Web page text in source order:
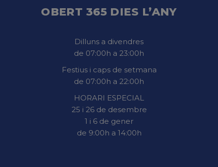
OBERT 365 DIES L’ANY
Dilluns a divendres
de 07:00h a 23:00h
Festius i caps de setmana
de 07:00h a 22:00h
HORARI ESPECIAL
25 i 26 de desembre
1 i 6 de gener
de 9:00h a 14:00h